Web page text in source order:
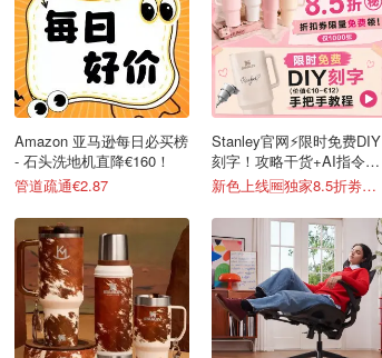
Amazon 亚马逊每日必买榜
- 石头洗地机直降€160！
管道疏通€2.87
Stanley官网⚡️限时免费DIY
刻字！攻略干货+AI指令直
接戳
新色上线🆓独家8.5折劵速领